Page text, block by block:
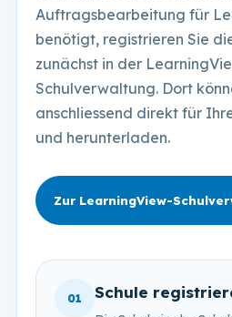
Auftragsbearbeitung für
benötigt, registrieren Sie
zunächst in der
Schulverwaltung. Dort
anschliessend direkt für
und herunterladen.
Zur LearningView-
01 Schule